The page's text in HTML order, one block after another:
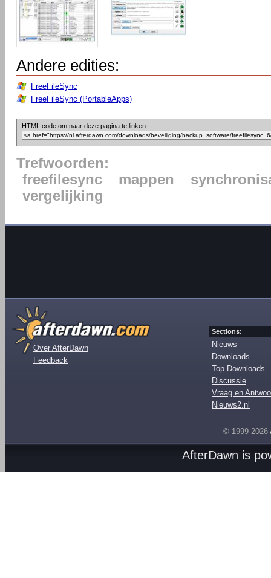
Andere edities:
FreeFileSync
FreeFileSync (PortableApps)
HTML code om naar deze pagina te linken:
Trefwoorden:
freefilesync
mappen
vergelijking
Over AfterDawn
Feedback
Sections:
Nieuws
Downloads
Top Downloads
Discussie
Vraag en
Nieuws2.nl
© 1999-2026
AfterDawn is